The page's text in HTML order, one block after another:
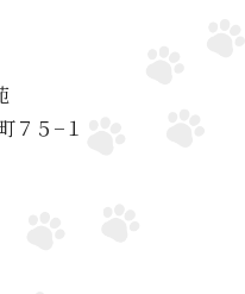
７５−１